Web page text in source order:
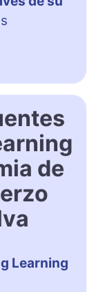
de
Learning